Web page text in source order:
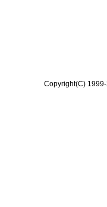
Copyright(C)